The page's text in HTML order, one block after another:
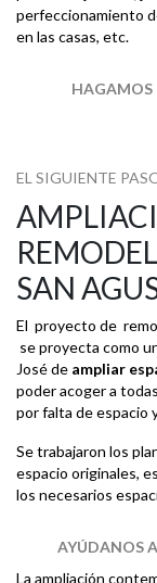
perfeccionamiento
en las casas, etc.
HAGAMOS
EL SIGUIENTE
SAN
El proyecto de
se proyecta como
José de ampliar
poder acoger a
por falta de espacio
Se trabajaron los
espacio originales,
los necesarios
AYÚDANOS
La ampliación